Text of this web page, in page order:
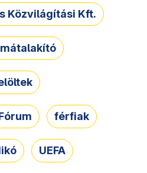
Közvilágítási Kft.
férfiak
UEFA